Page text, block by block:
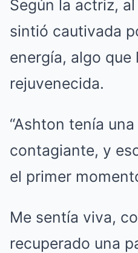
Según la actriz,
sintió cautivada
energía, algo
rejuvenecida.
“Ashton tenía
contagiante, y
el primer
Me sentía viva,
recuperado una